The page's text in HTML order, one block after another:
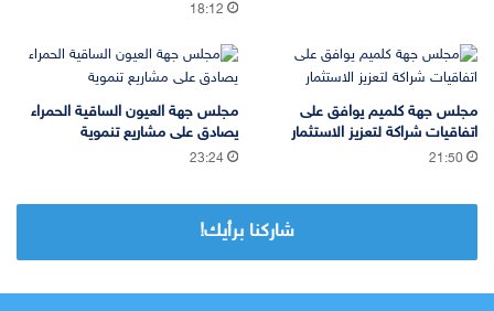
18:12
مجلس جهة كلميم يوافق على
اتفاقيات شراكة لتعزيز الاستثمار
21:50
مجلس جهة العيون الساقية الحمراء
يصادق على مشاريع تنموية
23:24
شاركنا برأيك!